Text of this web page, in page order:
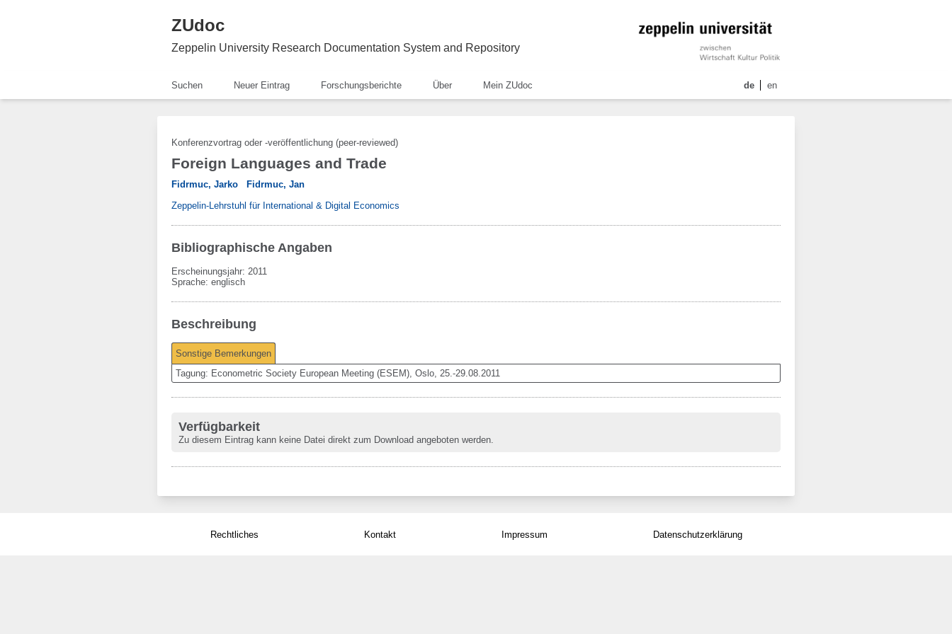
ZUdoc
Zeppelin University Research Documentation System and Repository
Suchen Neuer Eintrag Forschungsberichte Über Mein ZUdoc de en
Konferenzvortrag oder -veröffentlichung (peer-reviewed)
Foreign Languages and Trade
Fidrmuc, Jarko
Fidrmuc, Jan
Zeppelin-Lehrstuhl für International & Digital Economics
Bibliographische Angaben
Erscheinungsjahr: 2011
Sprache: englisch
Beschreibung
Sonstige Bemerkungen
Tagung: Econometric Society European Meeting (ESEM), Oslo, 25.-29.08.2011
Verfügbarkeit
Zu diesem Eintrag kann keine Datei direkt zum Download angeboten werden.
Rechtliches Kontakt Impressum Datenschutzerklärung